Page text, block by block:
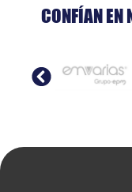
CONFÍAN EN